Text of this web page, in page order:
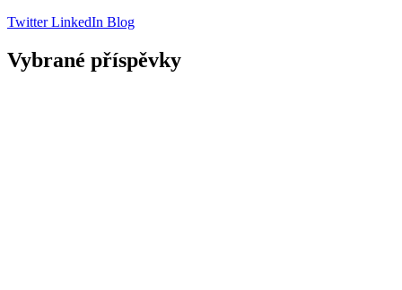
TwitterLinkedIn Blog
Vybrané příspěvky